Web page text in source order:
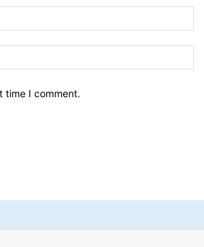
time I comment.